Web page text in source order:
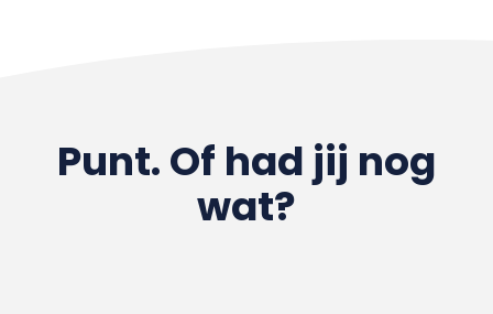
Punt. Of had jij nog
wat?